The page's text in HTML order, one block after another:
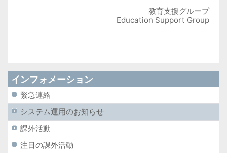
教育支援グループ
Education Support Group
インフォメーション
緊急連絡
システム運用のお知らせ
課外活動
注目の課外活動